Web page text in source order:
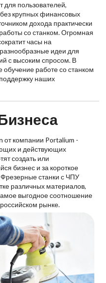
для пользователей,
крупных финансовых
дохода практически
со станком. Огромная
часы на
идеи для
с высоким спросом. В
обучение работе со станком
наших
от компании Portalium -
и действующих
создать или
бизнес и за короткое
станки с ЧПУ
различных материалов,
выгодное соотношение
рынке.